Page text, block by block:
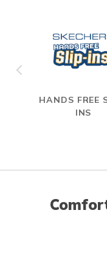
HANDS FREE
INS